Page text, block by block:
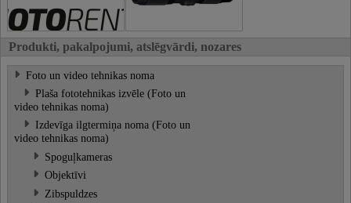
Produkti, pakalpojumi, atslēgvārdi, nozares
Foto un video tehnikas noma
Plaša fototehnikas izvēle (Foto un
video tehnikas noma)
Izdevīga ilgtermiņa noma (Foto un
video tehnikas noma)
Spoguļkameras
Objektīvi
Zibspuldzes